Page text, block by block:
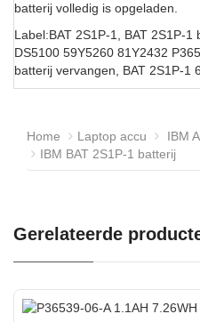
batterij volledig is opgeladen.
Label:BAT 2S1P-1, BAT 2S1P-
DS5100 59Y5260 81Y2432
batterij vervangen, BAT 2S1P-1
Home Laptop accu
IBM
IBM BAT 2S1P-1 batterij
Gerelateerde